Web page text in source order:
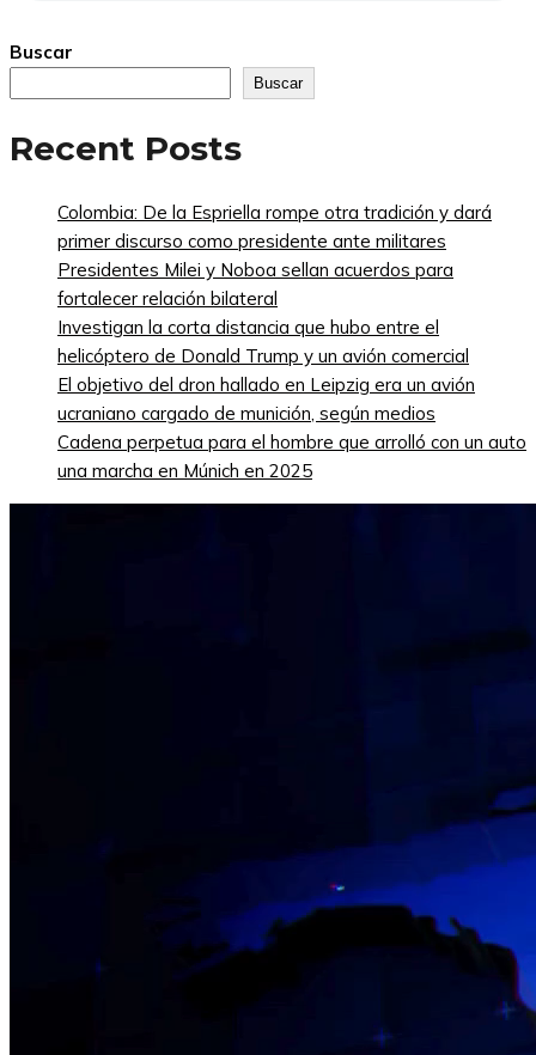
Buscar
Buscar
Recent Posts
Colombia: De la Espriella rompe otra tradición y dará
primer discurso como presidente ante militares
Presidentes Milei y Noboa sellan acuerdos para
fortalecer relación bilateral
Investigan la corta distancia que hubo entre el
helicóptero de Donald Trump y un avión comercial
El objetivo del dron hallado en Leipzig era un avión
ucraniano cargado de munición, según medios
Cadena perpetua para el hombre que arrolló con un auto
una marcha en Múnich en 2025